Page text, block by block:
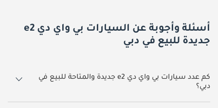
أسئلة وأجوبة عن السيارات بي واي دي e2
جديدة للبيع في دبي
كم عدد سيارات بي واي دي e2 جديدة والمتاحة للبيع في
دبي؟
1 سيارة بي واي دي e2 جديدة متوفرة للبيع في دبي.